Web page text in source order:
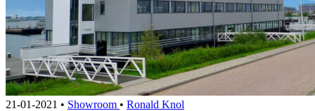
21-01-2021 • Showroom • Ronald Knol